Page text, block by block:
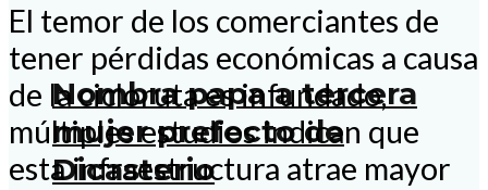
Nombra papa a tercera
mujer prefecto de
Dicasterio
El temor de los comerciantes de
tener pérdidas económicas a causa
de la cicloruta es infundado,
múltiples estudios indican que
esta infraestructura atrae mayor